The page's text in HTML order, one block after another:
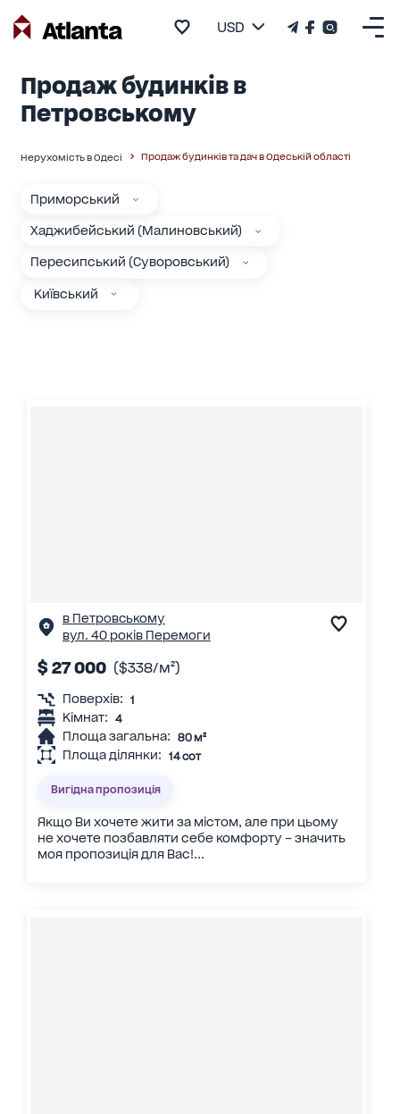
USD
Продаж будинків в
Петровському
Нерухомість в Одесі Продаж будинків та дач в Одеській області
Приморський
Хаджибейський (Малиновський)
Пересипський (Суворовський)
Київський
в Петровському
вул. 40 років Перемоги
$ 27 000 ($338/м²)
Поверхів: 1
Кімнат: 4
Площа загальна: 80 м²
Площа ділянки: 14 сот
Вигідна пропозиція
Якщо Ви хочете жити за містом, але при цьому
не хочете позбавляти себе комфорту – значить
моя пропозиція для Вас!...